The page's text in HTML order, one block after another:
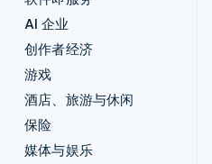
AI 企业
创作者经济
游戏
酒店、旅游与休闲
保险
媒体与娱乐